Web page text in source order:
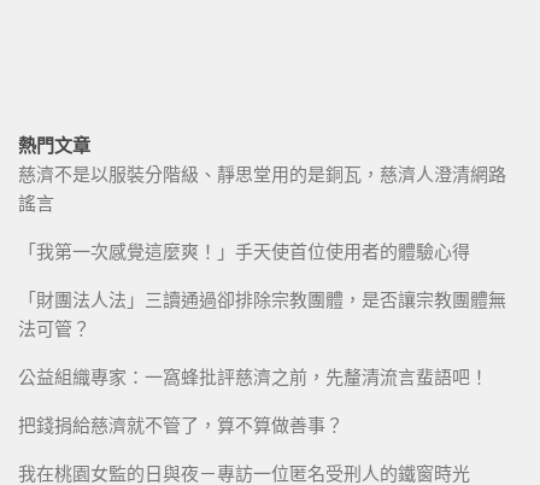
熱門文章
慈濟不是以服裝分階級、靜思堂用的是銅瓦，慈濟人澄清網路
謠言
「我第一次感覺這麼爽！」手天使首位使用者的體驗心得
「財團法人法」三讀通過卻排除宗教團體，是否讓宗教團體無
法可管？
公益組織專家：一窩蜂批評慈濟之前，先釐清流言蜚語吧！
把錢捐給慈濟就不管了，算不算做善事？
我在桃園女監的日與夜－專訪一位匿名受刑人的鐵窗時光